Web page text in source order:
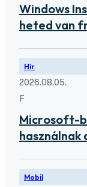
Windows
heted van
Hír
2026.08.05.
F
Microsoft-
használnak
Mobil